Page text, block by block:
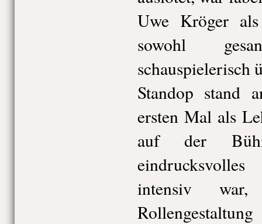
Uwe Kröger
sowohl
schauspielerisch
Standop stand
ersten Mal als
auf der
intensiv